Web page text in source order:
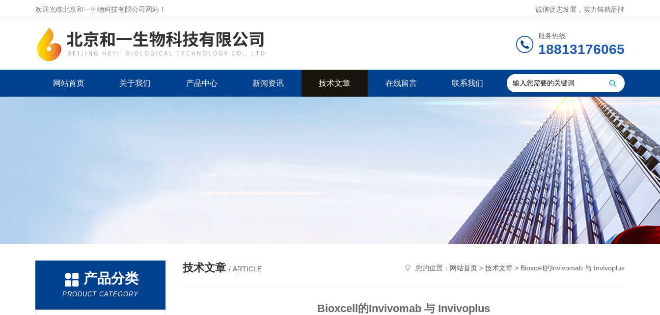
欢迎光临北京和一生物科技有限公司网站！ 诚信促进发展，实力铸就品牌
服务热线:
18813176065
网站首页 关于我们 产品中心 新闻资讯 技术文章 在线留言 联系我们
产品分类
PRODUCT CATEGORY
技术文章 / ARTICLE 您的位置： 网站首页 > 技术文章 > Bioxcell的Invivomab 与 Invivoplus
Bioxcell的Invivomab 与 Invivoplus